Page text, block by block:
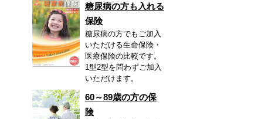
糖尿病の方も入れる
保険
糖尿病の方でもご加入
いただける生命保険・
医療保険の比較です。
1型2型を問わずご加入
いただけます。
60～89歳の方の保
険